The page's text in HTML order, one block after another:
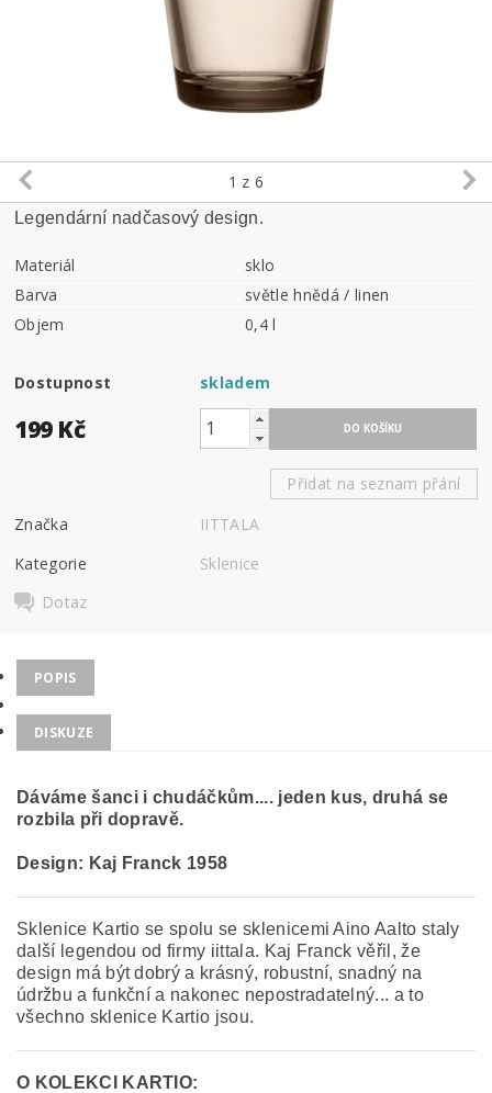
1 z 6
Legendární nadčasový design.
Materiál
sklo
Barva
světle hnědá / linen
Objem
0,4 l
Dostupnost skladem
199 Kč
Přidat na seznam přání
Značka
IITTALA
Kategorie
Sklenice
Dotaz
POPIS
DISKUZE
Dáváme šanci i chudáčkům.... jeden kus, druhá se
rozbila při dopravě.
Design: Kaj Franck 1958
Sklenice Kartio se spolu se sklenicemi Aino Aalto staly
další legendou od firmy iittala. Kaj Franck věřil, že
design má být dobrý a krásný, robustní, snadný na
údržbu a funkční a nakonec nepostradatelný... a to
všechno sklenice Kartio jsou.
O KOLEKCI KARTIO: